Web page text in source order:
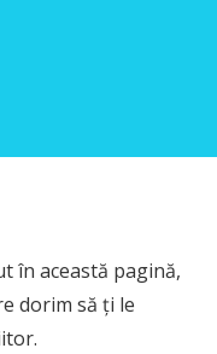
în această pagină,
dorim să ți le